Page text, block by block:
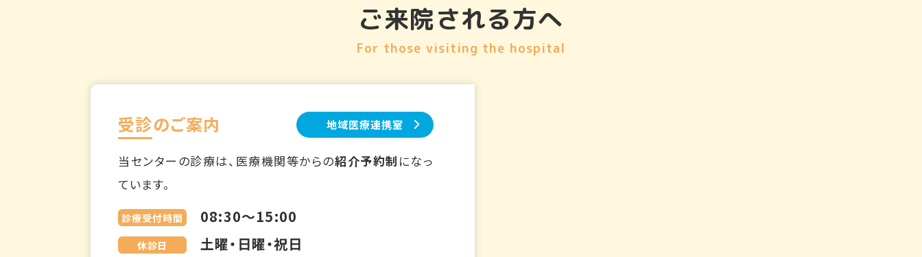
ご来院される方へ
For those visiting the hospital
受診のご案内 地域医療連携室
当センターの診療は、医療機関等からの紹介予約制 になっ
ています。
診療受付時間 08:30～15:00
休診日 土曜・日曜・祝日